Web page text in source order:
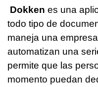
Dokken es una
todo tipo de
maneja una
automatizan una
permite que las
momento puedan